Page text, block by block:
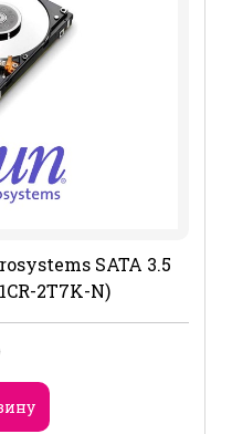
SATA 3.5
2T7K-N)